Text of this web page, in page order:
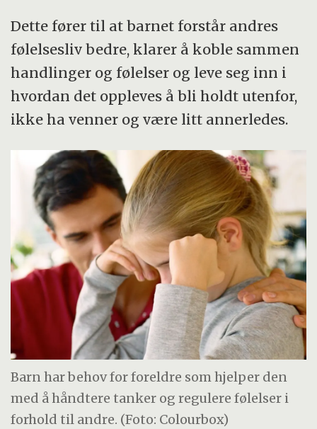
Dette fører til at barnet forstår andres
følelsesliv bedre, klarer å koble sammen
handlinger og følelser og leve seg inn i
hvordan det oppleves å bli holdt utenfor,
ikke ha venner og være litt annerledes.
Barn har behov for foreldre som hjelper den
med å håndtere tanker og regulere følelser i
forhold til andre. (Foto: Colourbox)